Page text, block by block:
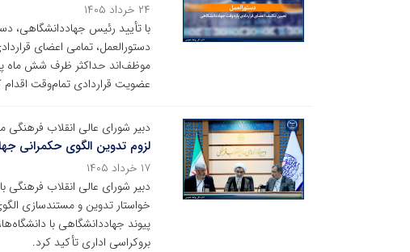
۲۴ خرداد ۱۴۰۵
با تأیید رئیس جهاددانشگاهی،
دستورالعمل، تمامی اعضای
موظف‌اند حداکثر ظرف شش ماه
عضویت قراردادی تمام‌وقت اقدام
دبیر شورای عالی انقلاب فرهنگی
لزوم تدوین الگوی حکمرانی
۱۷ خرداد ۱۴۰۵
دبیر شورای عالی انقلاب فرهنگی
خواستار تدوین و مستندسازی
پیوند جهاددانشگاهی با
بروکراسی اداری تأکید کرد.